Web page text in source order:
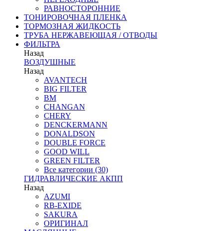
РАВНОСТОРОННИЕ
ТОНИРОВОЧНАЯ ПЛЕНКА
ТОРМОЗНАЯ ЖИДКОСТЬ
ТРУБА НЕРЖАВЕЮЩАЯ / ОТВОДЫ
ФИЛЬТРА
Назад
ВОЗДУШНЫЕ
Назад
AVANTECH
BIG FILTER
BM
CHANGAN
CHERY
DENCKERMANN
DONALDSON
DOUBLE FORCE
GOOD WILL
GREEN FILTER
Все категории (30)
ГИДРАВЛИЧЕСКИЕ АКПП
Назад
AZUMI
RB-EXIDE
SAKURA
ОРИГИНАЛ